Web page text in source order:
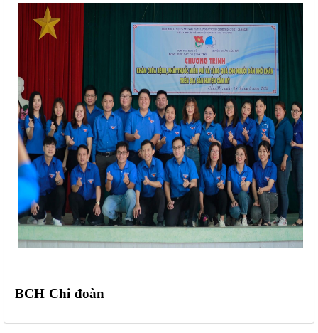
BCH Chi đoàn